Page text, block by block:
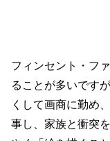
フィンセント・フ
ることが多いです
くして画商に勤め
事し、家族と衝突